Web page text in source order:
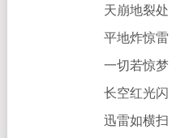
天崩地裂处
平地炸惊雷
一切若惊梦
长空红光闪
迅雷如横扫